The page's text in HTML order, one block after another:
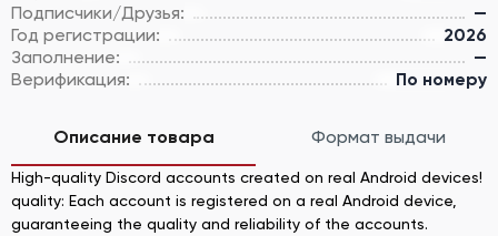
Подписчики/Друзья:
—
Год регистрации:
2026
Заполнение:
—
Верификация:
По номеру
Описание товара Формат выдачи
High-quality Discord accounts created on real Android devices!
quality: Each account is registered on a real Android device,
guaranteeing the quality and reliability of the accounts.